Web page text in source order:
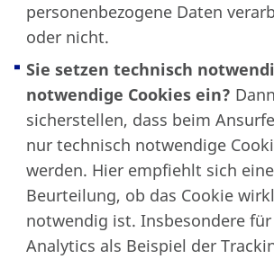
personenbezogene Daten
oder nicht.
Sie setzen technisch
notwendige Cookies ein?
sicherstellen, dass beim
nur technisch notwendige
werden. Hier empfiehlt sich
Beurteilung, ob das Cookie
notwendig ist. Insbesondere
Analytics als Beispiel der